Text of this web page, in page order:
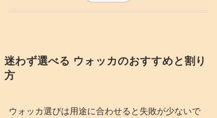
迷わず選べる ウォッカのおすすめと割り
方
ウォッカ選びは用途に合わせると失敗が少ないで